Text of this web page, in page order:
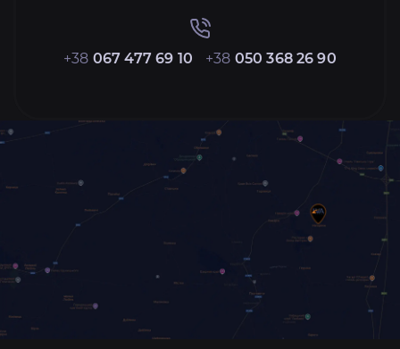
+38 067 477 69 10 +38 050 368 26 90